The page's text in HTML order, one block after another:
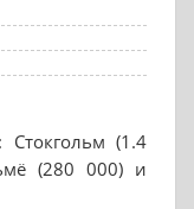
(1.4
(280 000) и